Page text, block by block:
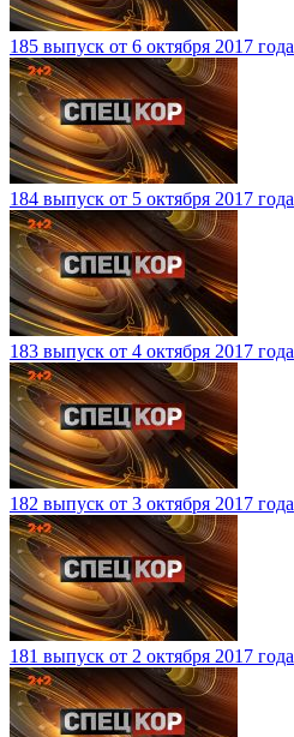
185 выпуск от 6 октября 2017 года
184 выпуск от 5 октября 2017 года
183 выпуск от 4 октября 2017 года
182 выпуск от 3 октября 2017 года
181 выпуск от 2 октября 2017 года